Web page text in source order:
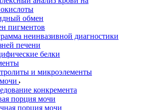
обмен
пигментов
неинвазивной диагностики
печени
белки
и микроэлементы
конкремента
порция мочи
порция мочи